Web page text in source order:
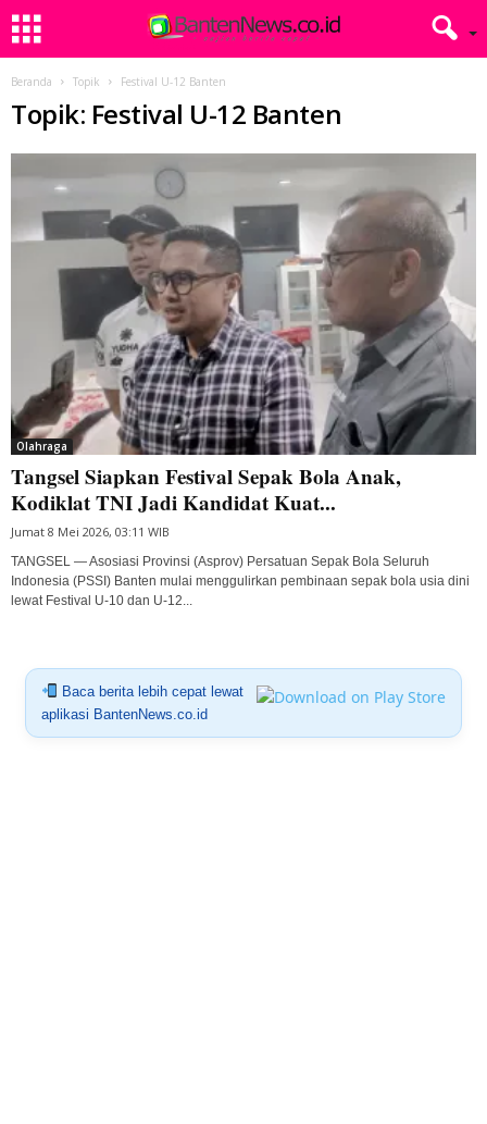
Beranda Topik Festival U-12 Banten
Topik: Festival U-12 Banten
Olahraga
Tangsel Siapkan Festival Sepak Bola Anak,
Kodiklat TNI Jadi Kandidat Kuat...
Jumat 8 Mei 2026, 03:11 WIB
TANGSEL — Asosiasi Provinsi (Asprov) Persatuan Sepak Bola Seluruh
Indonesia (PSSI) Banten mulai menggulirkan pembinaan sepak bola usia dini
lewat Festival U-10 dan U-12...
Baca berita lebih cepat lewat
aplikasi BantenNews.co.id